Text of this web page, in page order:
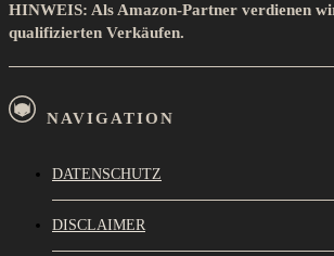
HINWEIS: Als Amazon-Partner verdienen
qualifizierten Verkäufen.
NAVIGATION
DATENSCHUTZ
DISCLAIMER